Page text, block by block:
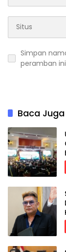
Simpan
peramban
Baca Juga